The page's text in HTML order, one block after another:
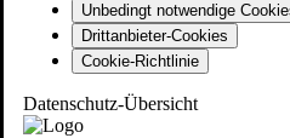
Unbedingt notwendige
Drittanbieter-Cookies
Cookie-Richtlinie
Datenschutz-Übersicht